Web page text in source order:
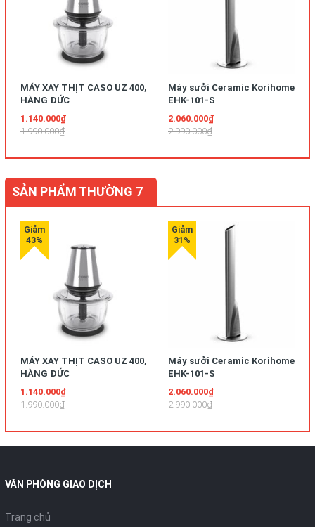
MÁY XAY THỊT CASO UZ 400,
HÀNG ĐỨC
1.140.000₫
1.990.000₫
Máy sưởi Ceramic Korihome
EHK-101-S
2.060.000₫
2.990.000₫
SẢN PHẨM THƯỜNG 7
MÁY XAY THỊT CASO UZ 400,
HÀNG ĐỨC
1.140.000₫
1.990.000₫
Máy sưởi Ceramic Korihome
EHK-101-S
2.060.000₫
2.990.000₫
VĂN PHÒNG GIAO DỊCH
Trang chủ